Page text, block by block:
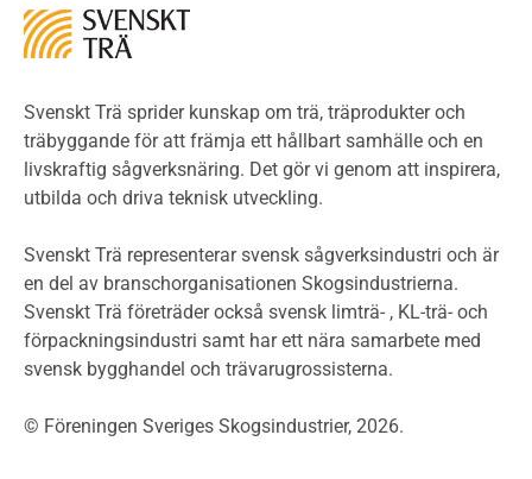
Miljöeffekter
LCA
Miljödeklarationer och märkning
Termer och förkortningar
Planering
Klimatkalkylator hallar
Projektering av trähus - generellt
Byggsystem
Fasadsystem i skivmaterial
Bullerskärmar och andra utomhuskonstruktioner
Byggnation och utförande
Svenskt Trä sprider kunskap om trä, träprodukter och
träbyggande för att främja ett hållbart samhälle och en
livskraftig sågverksnäring. Det gör vi genom att inspirera,
utbilda och driva teknisk utveckling.
Svenskt Trä representerar svensk sågverksindustri och är
en del av branschorganisationen Skogsindustrierna.
Svenskt Trä företräder också svensk limträ- , KL-trä- och
förpackningsindustri samt har ett nära samarbete med
svensk bygghandel och trävarugrossisterna.
© Föreningen Sveriges Skogsindustrier, 2026.